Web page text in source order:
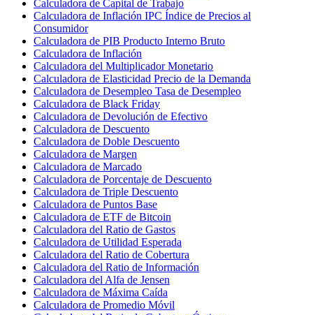
Calculadora de Capital de Trabajo
Calculadora de Inflación IPC Índice de Precios al
Consumidor
Calculadora de PIB Producto Interno Bruto
Calculadora de Inflación
Calculadora del Multiplicador Monetario
Calculadora de Elasticidad Precio de la Demanda
Calculadora de Desempleo Tasa de Desempleo
Calculadora de Black Friday
Calculadora de Devolución de Efectivo
Calculadora de Descuento
Calculadora de Doble Descuento
Calculadora de Margen
Calculadora de Marcado
Calculadora de Porcentaje de Descuento
Calculadora de Triple Descuento
Calculadora de Puntos Base
Calculadora de ETF de Bitcoin
Calculadora del Ratio de Gastos
Calculadora de Utilidad Esperada
Calculadora del Ratio de Cobertura
Calculadora del Ratio de Información
Calculadora del Alfa de Jensen
Calculadora de Máxima Caída
Calculadora de Promedio Móvil